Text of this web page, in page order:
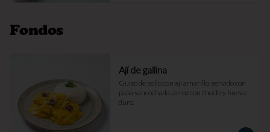
Fondos
Ají de gallina
Guiso de pollo con ají amarillo, servido con
papa sancochada, arroz con choclo y huevo
duro.